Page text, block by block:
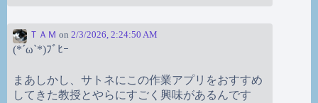
ＴＡＭ on 2/3/2026, 2:24:50 AM
(*´ω`*)ﾌﾞﾋｰ
まあしかし、サトネにこの作業アプリをおすすめ
してきた教授とやらにすごく興味があるんです